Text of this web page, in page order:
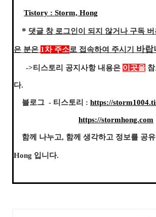
Tistory : Storm, Hong
* 댓글 창 로그인이 되지 않거나 구독
은 분은 1차 주소로 접속하여 주시기 바랍
->티스토리 공지사항 내용은 이곳을
다.
블로그 - 티스토리 : https://
https://stormhong.com
함께 나누고, 함께 생각하고 정보를 공
Hong 입니다.